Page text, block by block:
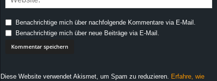
Benachrichtige mich über nachfolgende Kommentare via E-Mail.
Benachrichtige mich über neue Beiträge via E-Mail.
Diese Website verwendet Akismet, um Spam zu reduzieren. Erfahre, wie